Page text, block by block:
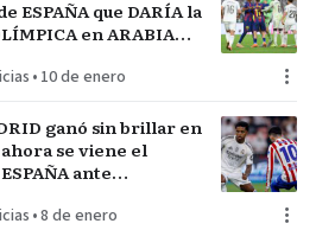
ESPAÑA que DARÍA la
en ARABIA
• 10 de enero
ganó sin brillar en
se viene el
ante
•8 de enero